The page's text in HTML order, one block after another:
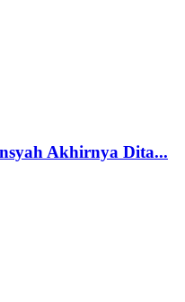
Akhirnya Dita...